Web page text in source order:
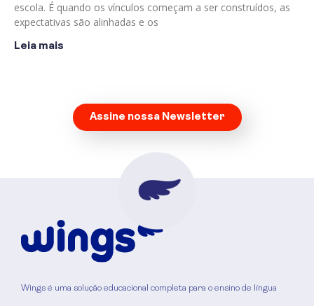
escola. É quando os vínculos começam a ser construídos, as
expectativas são alinhadas e os
Leia mais
Assine nossa Newsletter
Wings é uma solução educacional completa para o ensino de língua